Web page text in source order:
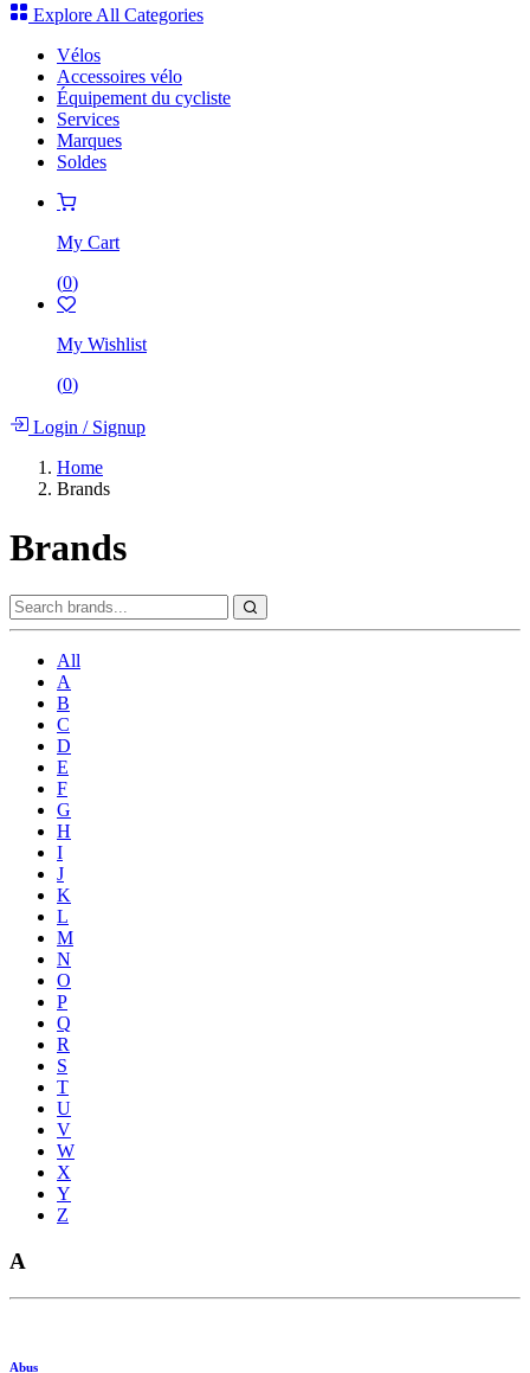
Explore All Categories
Vélos
Accessoires vélo
Équipement du cycliste
Services
Marques
Soldes
My Cart
(0)
My Wishlist
(0)
Login /Signup
Home
Brands
Brands
All
A
B
C
D
E
F
G
H
I
J
K
L
M
N
O
P
Q
R
S
T
U
V
W
X
Y
Z
A
Abus